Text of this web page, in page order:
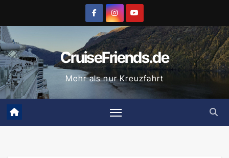
springen
CruiseFriends.de
Mehr als nur Kreuzfahrt